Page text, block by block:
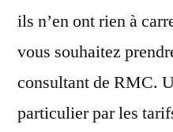
ils n’en ont rien à
vous souhaitez
consultant de RMC.
particulier par les